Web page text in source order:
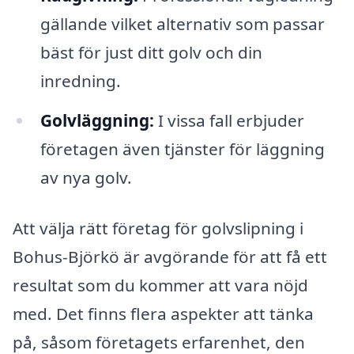
gällande vilket alternativ som passar
bäst för just ditt golv och din
inredning.
Golvläggning: I vissa fall erbjuder
företagen även tjänster för läggning
av nya golv.
Att välja rätt företag för golvslipning i
Bohus-Björkö är avgörande för att få ett
resultat som du kommer att vara nöjd
med. Det finns flera aspekter att tänka
på, såsom företagets erfarenhet, den